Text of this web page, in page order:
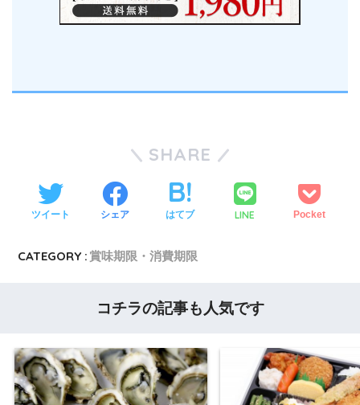
SHARE
ツイート シェア はてブ LINE Pocket
CATEGORY : 賞味期限・消費期限
コチラの記事も人気です